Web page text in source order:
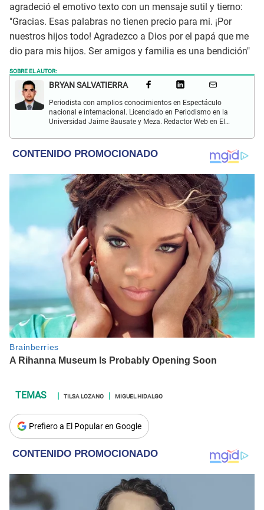
agradeció el emotivo texto con un mensaje sutil y tierno:
"Gracias. Esas palabras no tienen precio para mi. ¡Por
nuestros hijos todo! Agradezco a Dios por el papá que me
dio para mis hijos. Ser amigos y familia es una bendición"
SOBRE EL AUTOR:
BRYAN SALVATIERRA
Periodista con amplios conocimientos en Espectáculo
nacional e internacional. Licenciado en Periodismo en la
Universidad Jaime Bausate y Meza. Redactor Web en El
películas, series, videojuegos y espectáculo.
TILSA LOZANO MIGUEL HIDALGO
Prefiero a El Popular en Google